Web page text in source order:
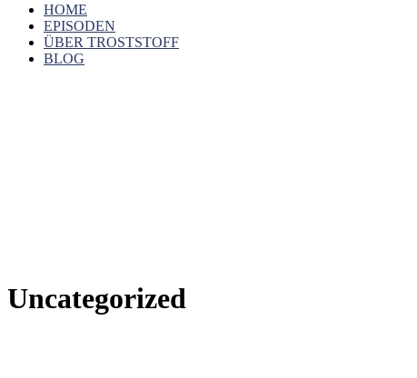
HOME
EPISODEN
ÜBER TROSTSTOFF
BLOG
Uncategorized